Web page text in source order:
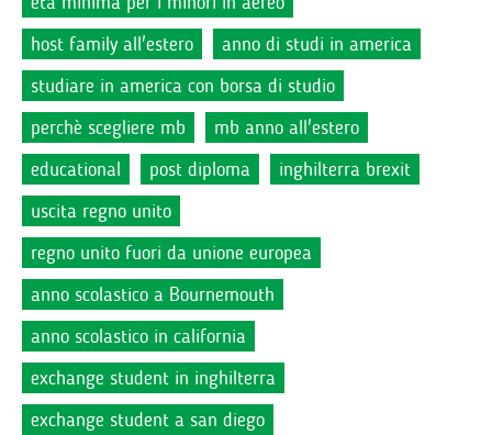
host family all'estero
anno di studi in america
studiare in america con borsa di studio
perchè scegliere mb
mb anno all'estero
educational
post diploma
inghilterra brexit
uscita regno unito
regno unito fuori da unione europea
anno scolastico a Bournemouth
anno scolastico in california
exchange student in inghilterra
exchange student a san diego